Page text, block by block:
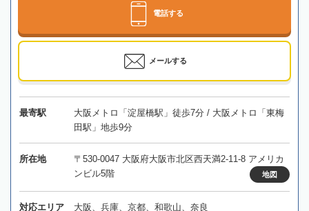
電話する
メールする
最寄駅
大阪メトロ「淀屋橋駅」徒歩7分 / 大阪メトロ「東梅
田駅」地歩9分
所在地
〒530-0047 大阪府大阪市北区西天満2-11-8 アメリカ
ンビル5階
地図
対応エリア 大阪、兵庫、京都、和歌山、奈良